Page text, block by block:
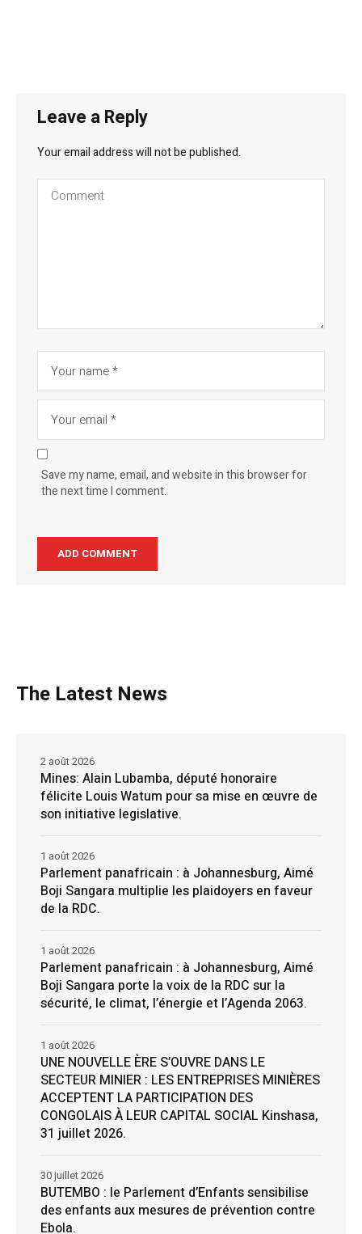
Leave a Reply
Your email address will not be published.
Save my name, email, and website in this browser for
the next time I comment.
The Latest News
Mines: Alain Lubamba, député honoraire
félicite Louis Watum pour sa mise en œuvre de
son initiative legislative.
2 août 2026
Parlement panafricain : à Johannesburg, Aimé
Boji Sangara multiplie les plaidoyers en faveur
de la RDC.
1 août 2026
Parlement panafricain : à Johannesburg, Aimé
Boji Sangara porte la voix de la RDC sur la
sécurité, le climat, l’énergie et l’Agenda 2063.
1 août 2026
UNE NOUVELLE ÈRE S’OUVRE DANS LE
SECTEUR MINIER : LES ENTREPRISES MINIÈRES
ACCEPTENT LA PARTICIPATION DES
CONGOLAIS À LEUR CAPITAL SOCIAL Kinshasa,
31 juillet 2026.
1 août 2026
BUTEMBO : le Parlement d’Enfants sensibilise
des enfants aux mesures de prévention contre
Ebola.
30 juillet 2026